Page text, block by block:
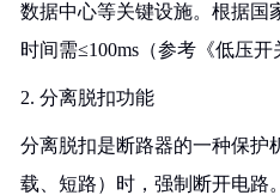
数据中心等关键设施。根据国
时间需≤100ms（参考《低压开
2. 分离脱扣功能
分离脱扣是断路器的一种保护
载、短路）时，强制断开电路